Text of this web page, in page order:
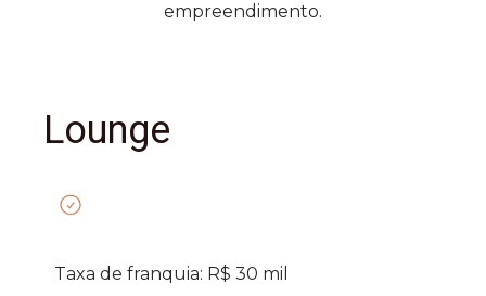
empreendimento.
Lounge
Taxa de franquia: R$ 30 mil